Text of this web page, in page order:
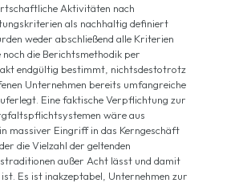
Aktivitäten nach
als nachhaltig definiert
weder abschließend alle Kriterien
die Berichtsmethodik per
endgültig bestimmt, nichtsdestotrotz
Unternehmen bereits umfangreiche
Eine faktische Verpflichtung zur
wäre aus
massiver Eingriff in das Kerngeschäft
die Vielzahl der geltenden
außer Acht lässt und damit
Es ist inakzeptabel, Unternehmen zur